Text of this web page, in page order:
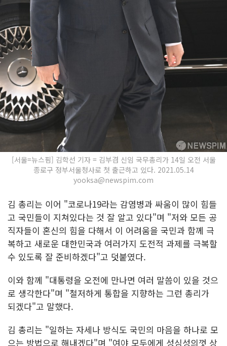
[서울=뉴스핌] 김학선 기자 = 김부겸 신임 국무총리가 14일 오전 서울
종로구 정부서울청사로 첫 출근하고 있다. 2021.05.14
yooksa@newspim.com
김 총리는 이어 "코로나19라는 감염병과 싸움이 많이 힘들
고 국민들이 지쳐있다는 것 잘 알고 있다"며 "저와 모든 공
직자들이 혼신의 힘을 다해서 이 어려움을 국민과 함께 극
복하고 새로운 대한민국과 여러가지 도전적 과제를 극복할
수 있도록 잘 준비하겠다"고 덧붙였다.
이와 함께 "대통령을 오전에 만나면 여러 말씀이 있을 것으
로 생각한다"며 "철저하게 통합을 지향하는 그런 총리가
되겠다"고 말했다.
김 총리는 "일하는 자세나 방식도 국민의 마음을 하나로 모
으는 방법으로 해내겠다"며 "여야 모두에게 성심성의껏 상